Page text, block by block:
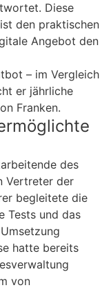
Diese
den praktischen
Angebot den
– im Vergleich
er jährliche
Franken.
des
Vertreter der
begleitete die
Tests und das
hatte bereits
von